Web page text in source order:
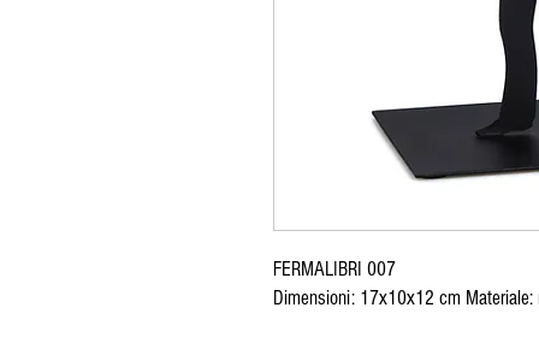
FERMALIBRI 007
Dimensioni: 17x10x12 cm Materiale: